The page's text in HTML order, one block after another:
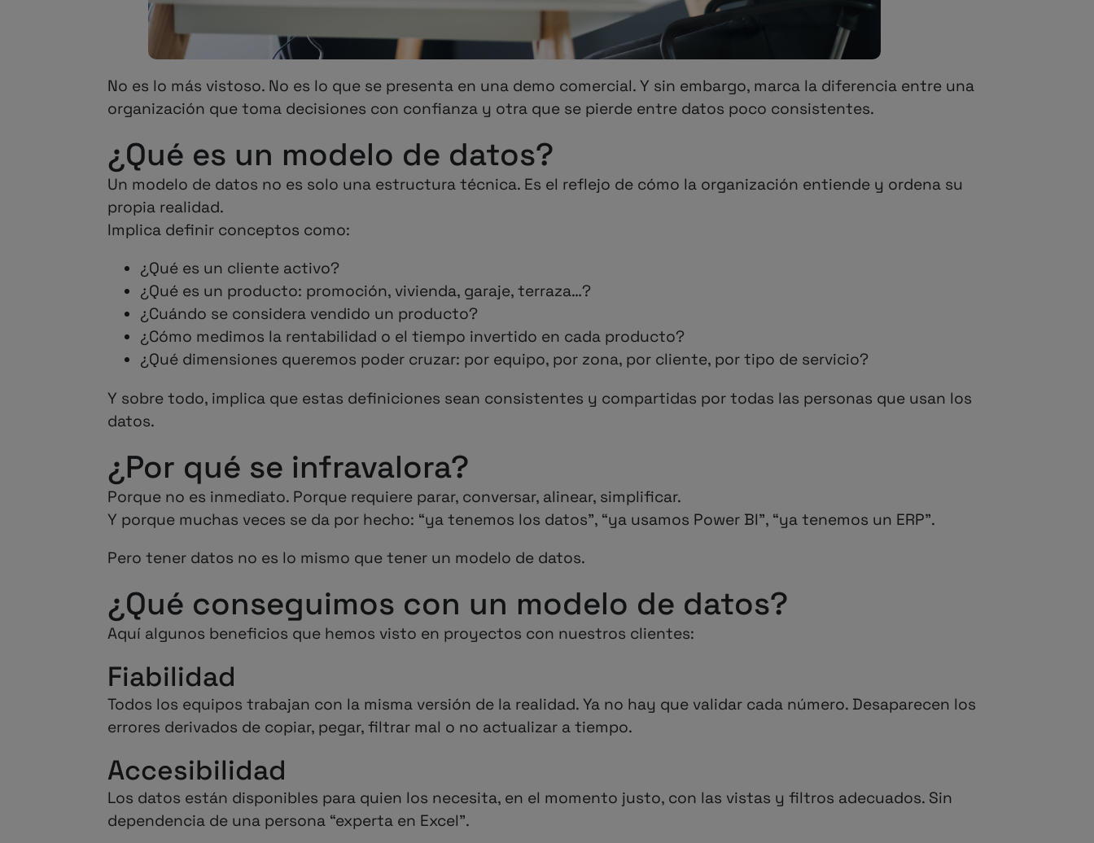
No es lo más vistoso. No es lo que se presenta en una demo comercial. Y sin embargo, marca la diferencia entre una
organización que toma decisiones con confianza y otra que se pierde entre datos poco consistentes.
¿Qué es un modelo de datos?
Un modelo de datos no es solo una estructura técnica. Es el reflejo de cómo la organización entiende y ordena su
propia realidad.
Implica definir conceptos como:
¿Qué es un cliente activo?
¿Qué es un producto: promoción, vivienda, garaje, terraza…?
¿Cuándo se considera vendido un producto?
¿Cómo medimos la rentabilidad o el tiempo invertido en cada producto?
¿Qué dimensiones queremos poder cruzar: por equipo, por zona, por cliente, por tipo de servicio?
Y sobre todo, implica que estas definiciones sean consistentes y compartidas por todas las personas que usan los
datos.
¿Por qué se infravalora?
Porque no es inmediato. Porque requiere parar, conversar, alinear, simplificar.
Y porque muchas veces se da por hecho: “ya tenemos los datos”, “ya usamos Power BI”, “ya tenemos un ERP”.
Pero tener datos no es lo mismo que tener un modelo de datos.
¿Qué conseguimos con un modelo de datos?
Aquí algunos beneficios que hemos visto en proyectos con nuestros clientes:
Fiabilidad
Todos los equipos trabajan con la misma versión de la realidad. Ya no hay que validar cada número. Desaparecen los
errores derivados de copiar, pegar, filtrar mal o no actualizar a tiempo.
Accesibilidad
Los datos están disponibles para quien los necesita, en el momento justo, con las vistas y filtros adecuados. Sin
dependencia de una persona “experta en Excel”.